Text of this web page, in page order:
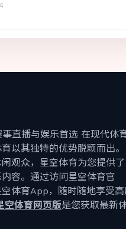
直播与娱乐首选 在现代体
以其独特的优势脱颖而出。
观众，星空体育为您提供了
容。通过访问星空体育官
体育App，随时随地享受
空体育网页版是您获取最新